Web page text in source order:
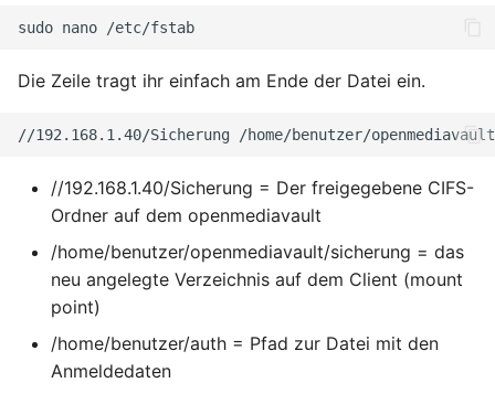
Juli 2022
Juni 2022
Mai 2022
April 2022
sudo nano
Die Zeile tragt ihr einfach am Ende der Datei ein.
//192.168.1.40/Sicherung /home/benutzer/
//192.168.1.40/Sicherung = Der freigegebene CIFS-
Ordner auf dem openmediavault
/home/benutzer/openmediavault/sicherung = das
neu angelegte Verzeichnis auf dem Client (mount
point)
/home/benutzer/auth = Pfad zur Datei mit den
Anmeldedaten